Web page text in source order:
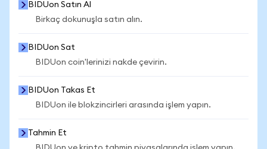
BIDUon Satın Al
Birkaç dokunuşla satın alın.
BIDUon Sat
BIDUon coin'lerinizi nakde çevirin.
BIDUon Takas Et
BIDUon ile blokzincirleri arasında işlem yapın.
Tahmin Et